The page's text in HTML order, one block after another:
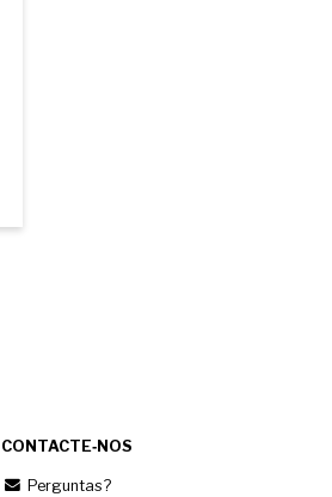
CONTACTE‑NOS
Perguntas?